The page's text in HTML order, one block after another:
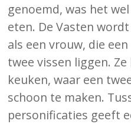
genoemd, was het
eten. De Vasten
als een vrouw, die
twee vissen liggen.
keuken, waar een
schoon te maken.
personificaties geeft